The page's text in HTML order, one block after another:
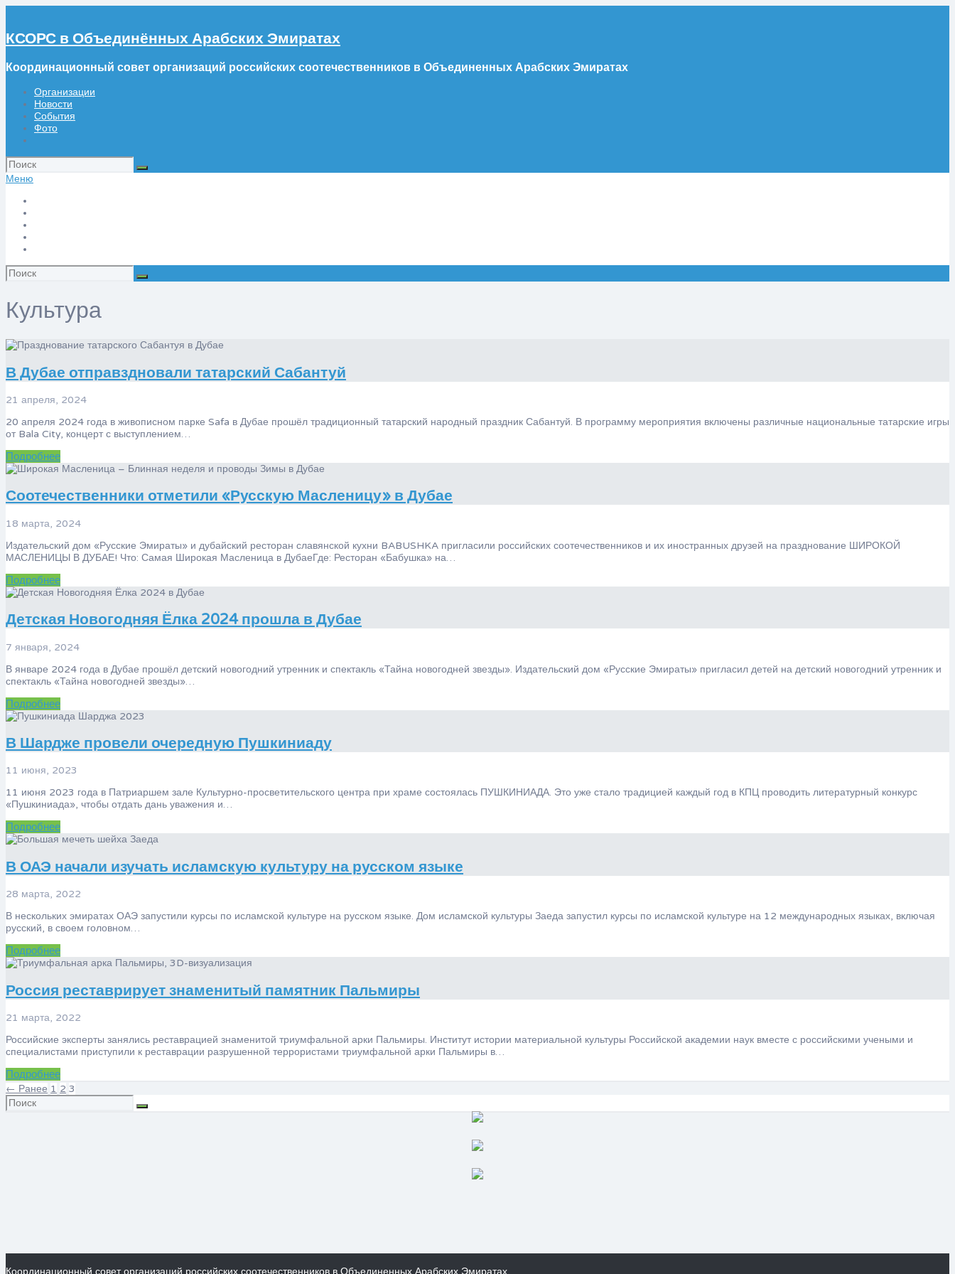
КСОРС в Объединённых Арабских Эмиратах
Координационный совет организаций российских соотечественников в Объединенных Арабских Эмиратах
Организации
Новости
События
Фото
Искать:
Меню
Искать:
Культура
В Дубае отправздновали татарский Сабантуй
21 апреля, 2024
20 апреля 2024 года в живописном парке Safa в Дубае прошёл традиционный татарский народный праздник Сабантуй. В программу мероприятия включены различные национальные татарские игры
от Bala City, концерт с выступлением…
Подробнее
Соотечественники отметили «Русскую Масленицу» в Дубае
18 марта, 2024
Издательский дом «Русские Эмираты» и дубайский ресторан славянской кухни BABUSHKA пригласили российских соотечественников и их иностранных друзей на празднование ШИРОКОЙ
МАСЛЕНИЦЫ В ДУБАЕ! Что: Самая Широкая Масленица в ДубаеГде: Ресторан «Бабушка» на…
Подробнее
Детская Новогодняя Ёлка 2024 прошла в Дубае
7 января, 2024
В январе 2024 года в Дубае прошёл детский новогодний утренник и спектакль «Тайна новогодней звезды». Издательский дом «Русские Эмираты» пригласил детей на детский новогодний утренник и
спектакль «Тайна новогодней звезды»…
Подробнее
В Шардже провели очередную Пушкиниаду
11 июня, 2023
11 июня 2023 года в Патриаршем зале Культурно-просветительского центра при храме состоялась ПУШКИНИАДА. Это уже стало традицией каждый год в КПЦ проводить литературный конкурс
«Пушкиниада», чтобы отдать дань уважения и…
Подробнее
В ОАЭ начали изучать исламскую культуру на русском языке
28 марта, 2022
В нескольких эмиратах ОАЭ запустили курсы по исламской культуре на русском языке. Дом исламской культуры Заеда запустил курсы по исламской культуре на 12 международных языках, включая
русский, в своем головном…
Подробнее
Россия реставрирует знаменитый памятник Пальмиры
21 марта, 2022
Российские эксперты занялись реставрацией знаменитой триумфальной арки Пальмиры. Институт истории материальной культуры Российской академии наук вместе с российскими учеными и
специалистами приступили к реставрации разрушенной террористами триумфальной арки Пальмиры в…
Подробнее
← Ранее 1 2 3
Искать: